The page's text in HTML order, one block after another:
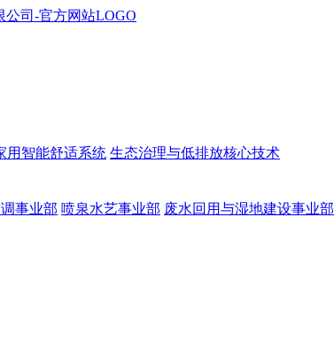
用智能舒适系统 生态治理与低排放核心技术
事业部 喷泉水艺事业部 废水回用与湿地建设事业部